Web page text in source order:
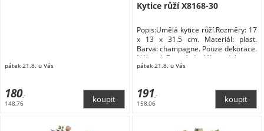
pátek 21.8. u Vás
180,-
148,76
Kytice růží X8168-30
Popis:Umělá kytice růží.Rozměry: 17
x 13 x 31.5 cm. Materiál: plast.
Barva: champagne. Pouze dekorace.
Nábytek Bytové doplňky a dekorace
Květiny a stojany Květiny
pátek 21.8. u Vás
191,-
158,06